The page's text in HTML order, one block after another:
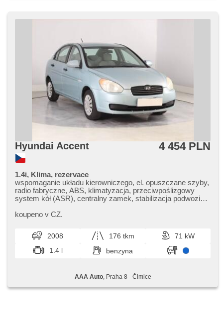
Hyundai Accent 4 454 PLN
1.4i, Klima, rezervace
wspomaganie układu kierowniczego, el. opuszczane szyby,
radio fabryczne, ABS, klimatyzacja, przeciwpoślizgowy
system kół (ASR), centralny zamek, stabilizacja podwozia
koupeno v CZ.
2008 176 tkm
71 kW
1.4 l
benzyna
AAA Auto, Praha 8 - Čimice